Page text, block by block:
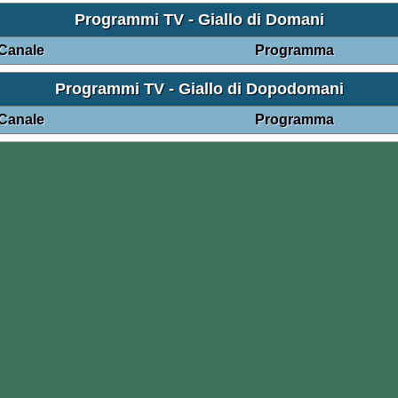
Programmi TV - Giallo di Domani
Programma
Programmi TV - Giallo di Dopodomani
Programma